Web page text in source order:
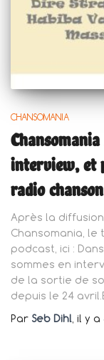
CHANSOMANIA
interview, et
radio chanson
Après la
Chansomania,
podcast, ici :
sommes en
de la sortie de
depuis le 24
Par Seb Dihl, il y a